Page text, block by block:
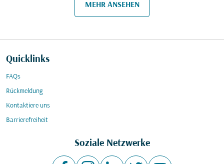
MEHR ANSEHEN
Quicklinks
FAQs
Rückmeldung
Kontaktiere uns
Barrierefreiheit
Soziale Netzwerke